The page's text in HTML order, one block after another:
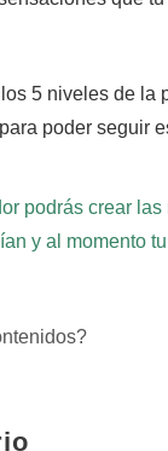
5 niveles de
poder seguir
podrás crear
y al momento